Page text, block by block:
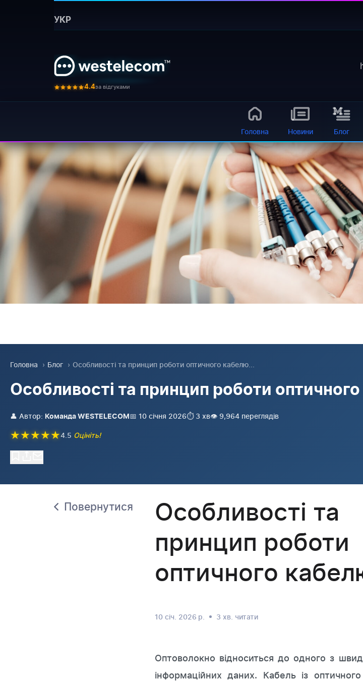
УКР
4.4за відгуками
Головна Новини Блог
⚡ Коротко:Оптоволокно відноситься до одного з
Головна › Блог › Особливості та принцип роботи оптичного кабелю...
Особливості та принцип роботи
👤 Автор: Команда WESTELECOM 📅 10 січня 2026⏱️ 3 хв👁️ 9,964 переглядів
★★★★★4.5 Оцініть!
Повернутися
Особливості та
принцип роботи
оптичного
10 січ. 2026 р. 3 хв. читати
Оптоволокно відноситься до одного з
інформаційних даних. Кабель із